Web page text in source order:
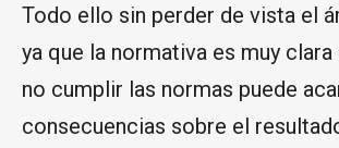
Todo ello sin perder de vista el
ya que la normativa es muy
no cumplir las normas puede
consecuencias sobre el